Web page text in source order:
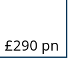
£290 pn